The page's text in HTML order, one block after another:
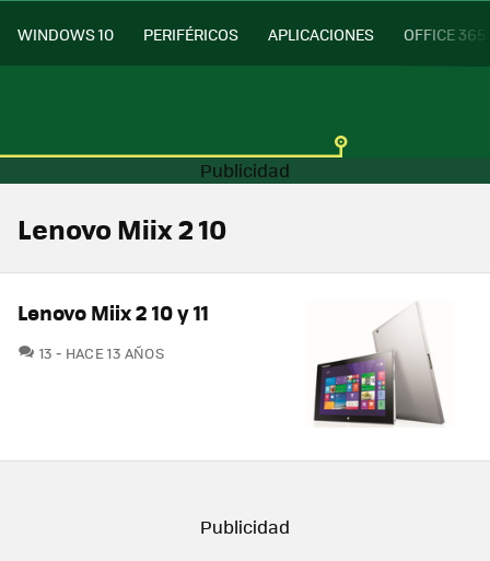
WINDOWS 10 PERIFÉRICOS APLICACIONES OFFICE 365
Lenovo Miix 2 10
Lenovo Miix 2 10 y 11
13 COMENTARIOS
HACE 13 AÑOS